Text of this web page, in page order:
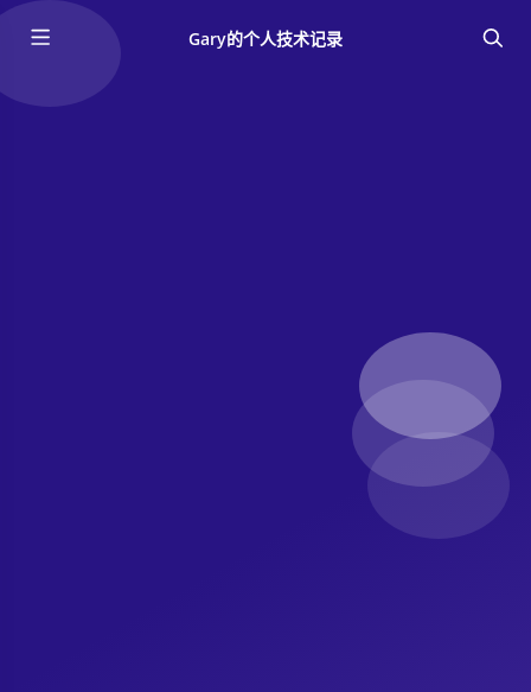
Gary的个人技术记录